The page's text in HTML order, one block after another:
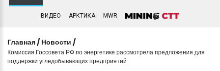
ВИДЕО АРКТИКА MWR
Главная / Новости /
Комиссия Госсовета РФ по энергетике рассмотрела предложения для
поддержки угледобывающих предприятий